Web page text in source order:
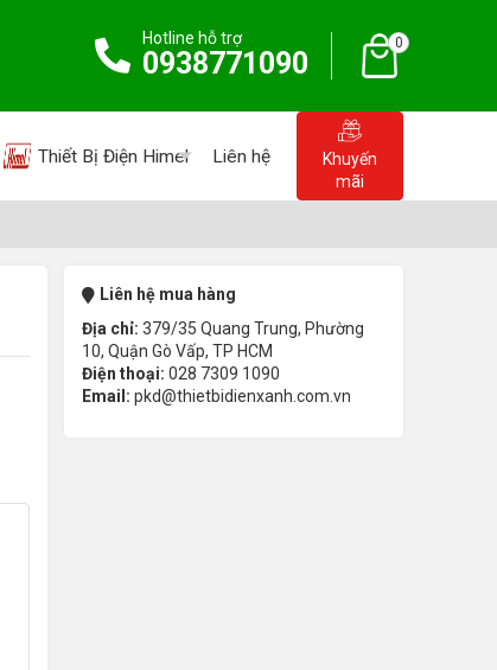
Hotline hỗ trợ
0938771090
0
Thiết Bị Điện Himel Liên hệ
Khuyến
mãi
Liên hệ mua hàng
Địa chỉ: 379/35 Quang Trung, Phường
10, Quận Gò Vấp, TP HCM
Điện thoại: 028 7309 1090
Email: pkd@thietbidienxanh.com.vn